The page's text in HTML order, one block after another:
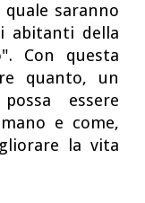
quale saranno
abitanti della
Con questa
quanto, un
essere
e come,
la vita